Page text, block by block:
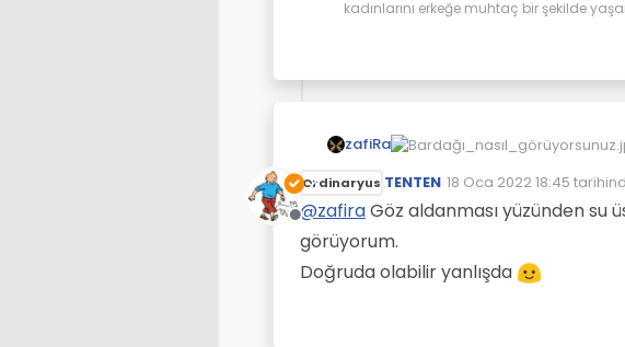
kadınlarını erkeğe muhtaç bir şekilde
zafiRa
Çevrimdışı
Ordinaryus TENTEN 18 Oca 2022 18:45
Son düzenleyen:
@zafiraGöz aldanması yüzünden su
görüyorum.
Doğruda olabilir yanlışda